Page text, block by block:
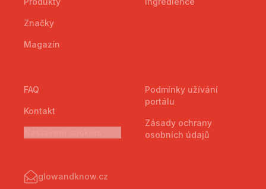
Značky
Magazín
FAQ
Kontakt
Podmínky užívání
portálu
Zásady ochrany
osobních údajů
glowandknow.cz